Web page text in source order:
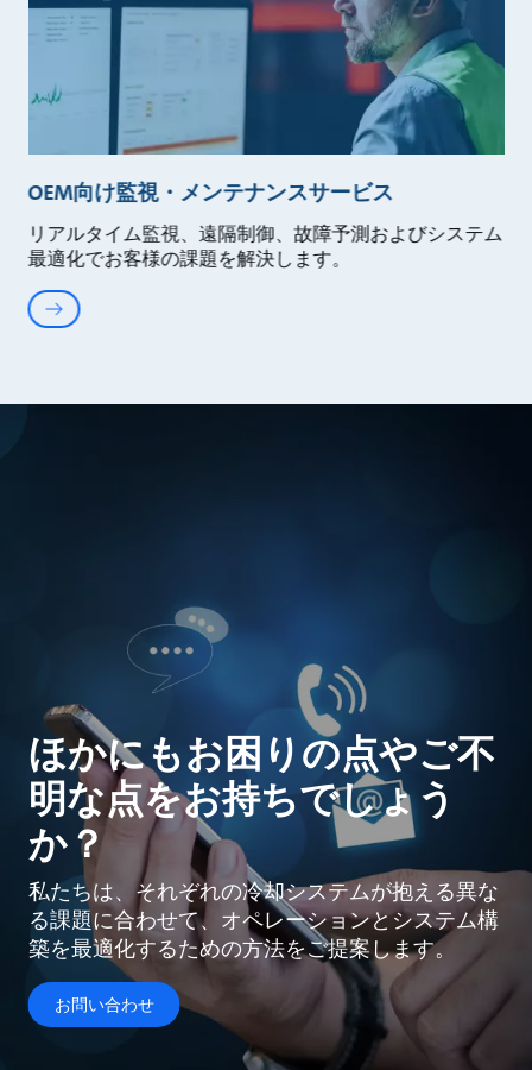
OEM向け監視・メンテナンスサービス
リアルタイム監視、遠隔制御、故障予測およびシステム
最適化でお客様の課題を解決します。
ほかにもお困りの点やご不
明な点をお持ちでしょう
か？
私たちは、それぞれの冷却システムが抱える異な
る課題に合わせて、オペレーションとシステム構
築を最適化するための方法をご提案します。
お問い合わせ